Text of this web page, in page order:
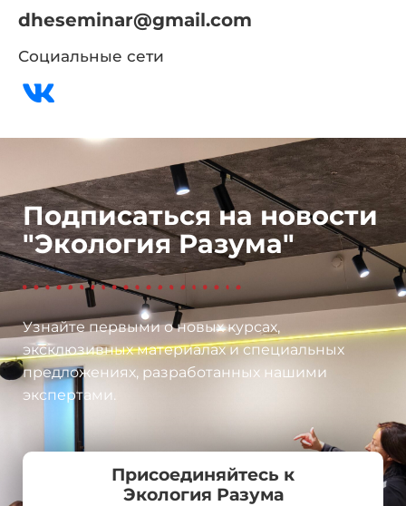
dheseminar@gmail.com
Социальные сети
Подписаться на новости
"Экология Разума"
Узнайте первыми о новых курсах,
эксклюзивных материалах и специальных
предложениях, разработанных нашими
экспертами.
Присоединяйтесь к
Экология Разума